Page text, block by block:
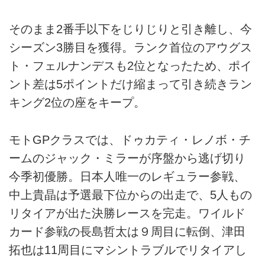
そのまま2番手以下をじりじりと引き離し、今
シーズン3勝目を獲得。ランク首位のアウグス
ト・フェルナンデスも2位となったため、ポイ
ント差は5ポイントだけ縮まって引き続きラン
キング2位の座をキープ。
モトGPクラスでは、ドゥカティ・レノボ・チ
ームのジャック・ミラーが序盤から逃げ切り
今季初優勝。日本人唯一のレギュラー参戦、
中上貴晶は予選最下位からの出走で、5人もの
リタイアが出た決勝レースを完走。ワイルド
カード参戦の長島哲太は９周目に転倒、津田
拓也は11周目にマシントラブルでリタイアし